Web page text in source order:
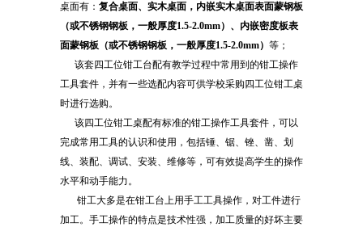
桌面有： 复合桌面、实木桌面，内嵌实木桌面表面蒙钢板
（或不锈钢钢板，一般厚度1.5-2.0mm）、内嵌密度板表
面蒙钢板（或不锈钢钢板，一般厚度1.5-2.0mm） 等；
该套四工位钳工台配有教学过程中常用到的钳工操作
工具套件，并有一些选配内容可供学校采购四工位钳工桌
时进行选购。
该四工位钳工桌配有标准的钳工操作工具套件，可以
完成常用工具的认识和使用，包括锤、锯、锉、凿、划
线、装配、调试、安装、维修等，可有效提高学生的操作
水平和动手能力。
钳工大多是在钳工台上用手工工具操作，对工件进行
加工。手工操作的特点是技术性强，加工质量的好坏主要